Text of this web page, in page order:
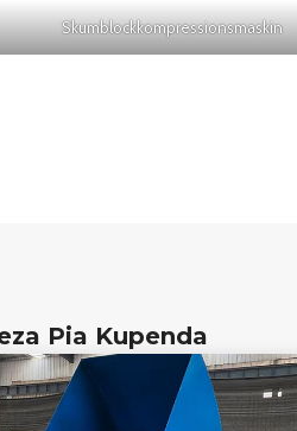
Skumblockkompressionsmaskin
Pia Kupenda